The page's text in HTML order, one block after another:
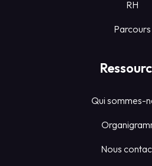
RH
Parcours
Qui sommes-
Nous